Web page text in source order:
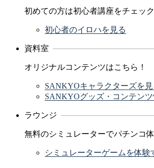
初めての方は初心者講座をチェック
初心者のイロハを見る
資料室
オリジナルコンテンツはこちら！
SANKYOキャラクターズを見
SANKYOグッズ・コンテン
ラウンジ
無料のシミュレーターでパチンコ体
シミュレーターゲームを体験